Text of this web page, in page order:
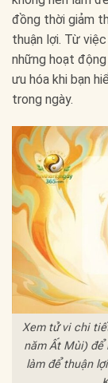
đồng thời giảm
thuận lợi. Từ
những hoạt
ưu hóa khi bạn
trong ngày.
Xem tử vi chi
năm Ất Mùi) để
làm để thuận